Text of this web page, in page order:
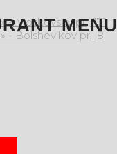
- Moskovsky pr., 171
- Bolshevikov pr., 8
MENU